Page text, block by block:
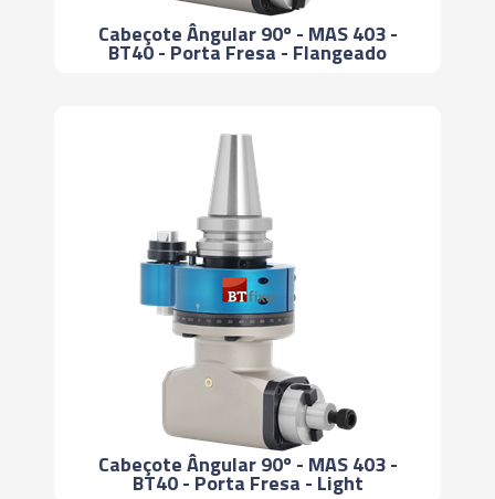
Cabeçote Ângular 90º - MAS 403 -
BT40 - Porta Fresa - Flangeado
Cabeçote Ângular 90º - MAS 403 -
BT40 - Porta Fresa - Light